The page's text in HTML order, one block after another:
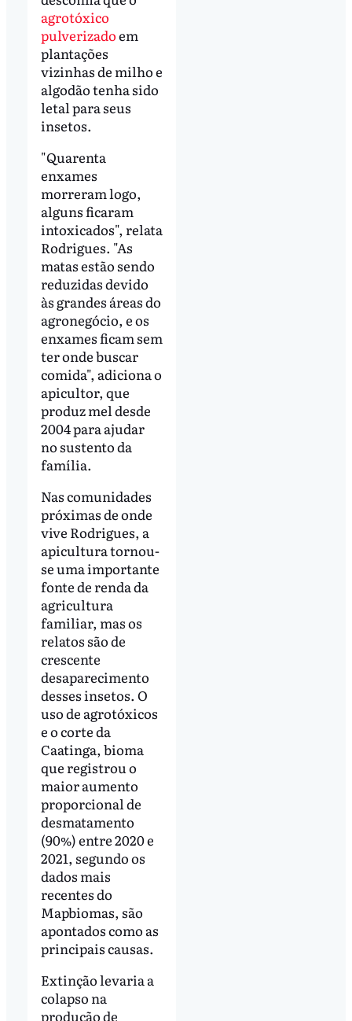
agrotóxico
pulverizadoem
plantações
vizinhas de milho e
algodão tenha sido
letal para seus
insetos.
"Quarenta
enxames
morreram logo,
alguns ficaram
intoxicados", relata
Rodrigues. "As
matas estão sendo
reduzidas devido
às grandes áreas do
agronegócio, e os
enxames ficam sem
ter onde buscar
comida", adiciona o
apicultor, que
produz mel desde
2004 para ajudar
no sustento da
família.
Nas comunidades
próximas de onde
vive Rodrigues, a
apicultura tornou-
se uma importante
fonte de renda da
agricultura
familiar, mas os
relatos são de
crescente
desaparecimento
desses insetos. O
uso de agrotóxicos
e o corte da
Caatinga, bioma
que registrou o
maior aumento
proporcional de
desmatamento
(90%) entre 2020 e
2021, segundo os
dados mais
recentes do
Mapbiomas, são
apontados como as
principais causas.
Extinção levaria a
colapso na
produção de